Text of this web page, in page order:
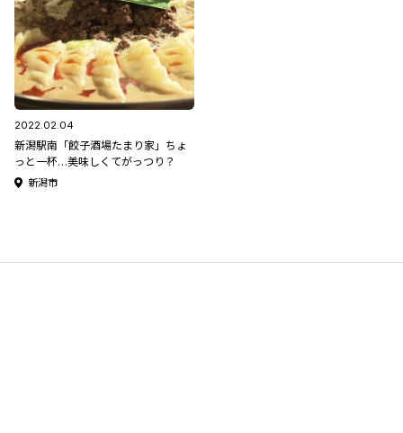
2022.02.04
新潟駅南「餃子酒場たまり家」ちょ
っと一杯…美味しくてがっつり？
新潟市